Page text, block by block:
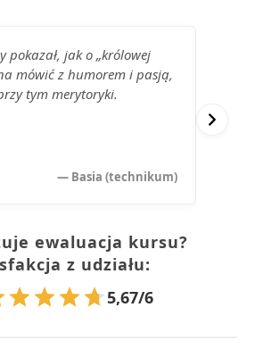
pokazał, jak o „królowej
mówić z humorem i pasją,
tym merytoryki.
— Basia (technikum)
ewaluacja kursu?
z udziału:
5,67/6